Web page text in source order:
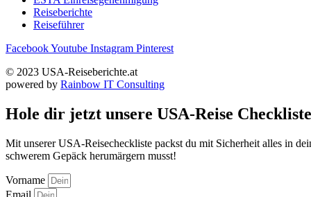
Reiseberichte
Reiseführer
FacebookYoutube Instagram Pinterest
© 2023 USA-Reiseberichte.at
powered by Rainbow IT Consulting
Hole dir jetzt unsere USA-Reise
Mit unserer USA-Reisecheckliste packst du mit Sicherheit alles in
schwerem Gepäck herumärgern musst!
Vorname
Email